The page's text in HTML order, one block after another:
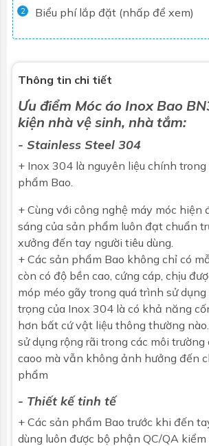
2 Biểu phí lắp đặt (nhấp để xem)
Thông tin chi tiết
Ưu điểm Móc áo Inox Bao
kiện nhà vệ sinh, nhà tắm:
- Stainless Steel 304
+ Inox 304 là nguyên liệu chính
phẩm Bao.
+ Cùng với công nghệ máy móc hiện
sáng của sản phẩm luôn đạt chuẩn
xưởng đến tay người tiêu dùng.
+ Các sản phẩm Bao không chỉ có
còn có độ bền cao, cứng cáp, chịu
móp méo gãy trong quá trình sử
trọng của Inox 304 là có khả năng
hơn bất cứ vật liệu thông thường
sử dụng rộng rãi trong các môi
caoo mà vẫn không ảnh hưởng đến
phẩm
- Thiết kế tinh tế
+ Các sản phẩm Bao trước khi đến
dùng luôn được bộ phận QC/QA